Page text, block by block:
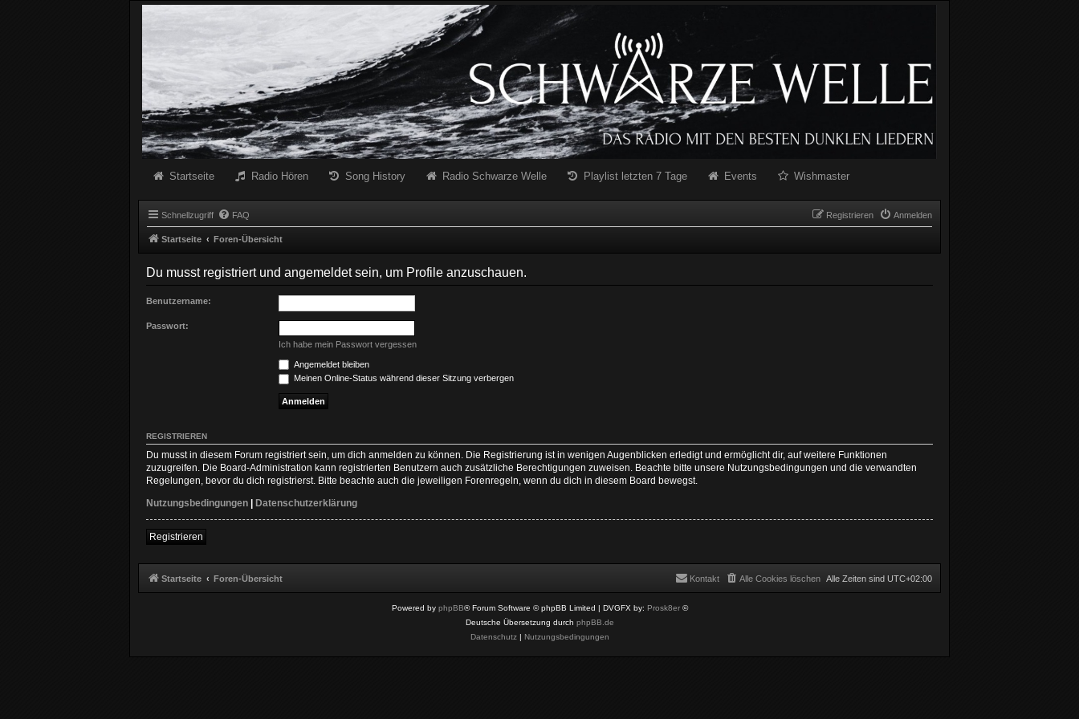
Radio Schwarze Welle Forum
Startseite Radio Hören Song History Radio Schwarze Welle Playlist letzten 7 Tage Events Wishmaster
Schnellzugriff FAQ Anmelden
Registrieren
Startseite Foren-Übersicht
Du musst registriert und angemeldet sein, um Profile anzuschauen.
Benutzername:
Passwort:
Ich habe mein Passwort vergessen
Angemeldet bleiben
Meinen Online-Status während dieser Sitzung verbergen
REGISTRIEREN
Du musst in diesem Forum registriert sein, um dich anmelden zu können. Die Registrierung ist in wenigen Augenblicken erledigt und ermöglicht dir, auf weitere Funktionen
zuzugreifen. Die Board-Administration kann registrierten Benutzern auch zusätzliche Berechtigungen zuweisen. Beachte bitte unsere Nutzungsbedingungen und die verwandten
Regelungen, bevor du dich registrierst. Bitte beachte auch die jeweiligen Forenregeln, wenn du dich in diesem Board bewegst.
Nutzungsbedingungen | Datenschutzerklärung
Registrieren
Startseite Foren-Übersicht Alle Zeiten sind UTC+02:00
Alle Cookies löschen
Kontakt
Powered by phpBB® Forum Software © phpBB Limited | DVGFX by: Prosk8er©
Deutsche Übersetzung durch phpBB.de
Datenschutz| Nutzungsbedingungen